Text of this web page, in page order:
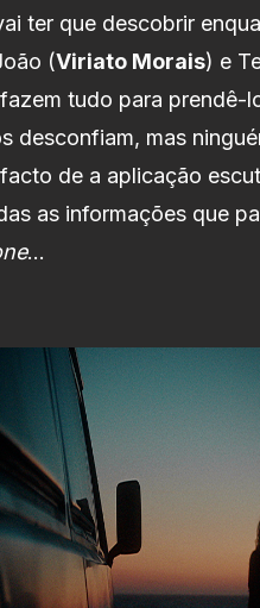
ter que descobrir
(Viriato Morais) e
tudo para prendê-
desconfiam, mas
de a aplicação
as informações que
…